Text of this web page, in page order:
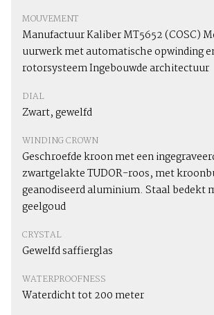
MOUVEMENT
Manufactuur Kaliber MT5652 (COSC)
uurwerk met automatische opwinding
rotorsysteem Ingebouwde architectuur
DIAL
Zwart, gewelfd
WINDING CROWN
Geschroefde kroon met een
zwartgelakte TUDOR-roos, met
geanodiseerd aluminium. Staal bedekt
geelgoud
CRYSTAL
Gewelfd saffierglas
WATERPROOFNESS
Waterdicht tot 200 meter